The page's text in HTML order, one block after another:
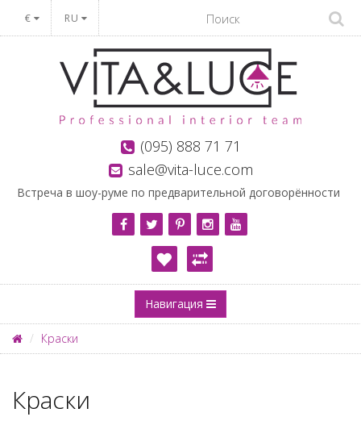
€ RU
(095) 888 71 71
sale@vita-luce.com
Встреча в шоу-руме по предварительной договорённости
Навигация
Краски
Краски